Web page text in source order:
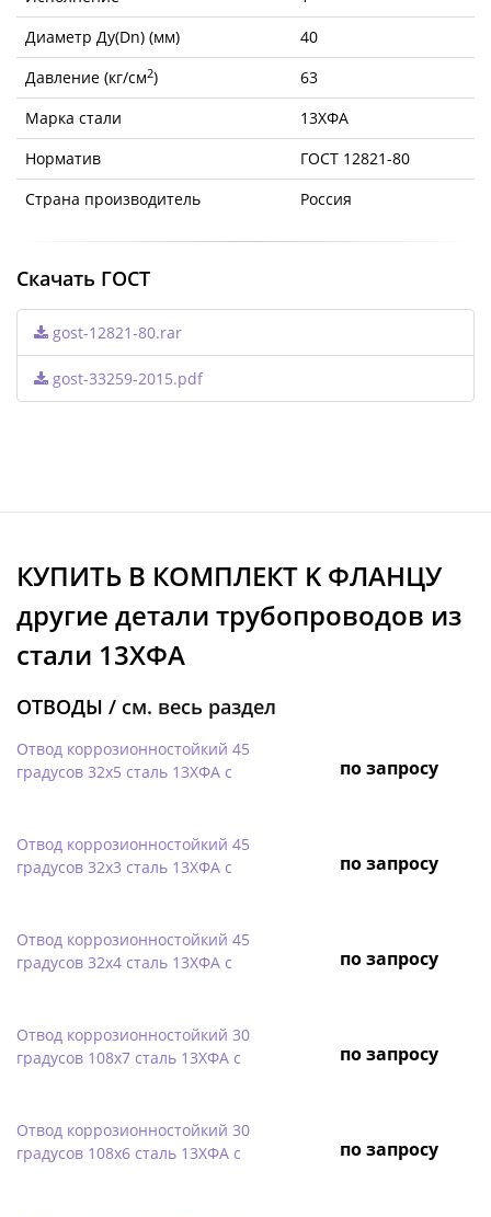
Диаметр Ду(Dn) (мм)
40
Давление (кг/см2)
63
Марка стали
13ХФА
Норматив
ГОСТ 12821-80
Страна производитель
Россия
Скачать ГОСТ
gost-12821-80.rar
gost-33259-2015.pdf
КУПИТЬ В КОМПЛЕКТ K ФЛАНЦУ
другие детали трубопроводов из
стали 13ХФА
ОТВОДЫ / см. весь раздел
Отвод коррозионностойкий 45
градусов 32х5 сталь 13ХФА с
по запросу
Отвод коррозионностойкий 45
градусов 32х3 сталь 13ХФА с
по запросу
Отвод коррозионностойкий 45
градусов 32х4 сталь 13ХФА с
по запросу
Отвод коррозионностойкий 30
градусов 108х7 сталь 13ХФА с
по запросу
Отвод коррозионностойкий 30
градусов 108х6 сталь 13ХФА с
по запросу